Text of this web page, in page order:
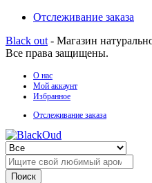
Отслеживание заказа
Black out - Магазин
Все права защищены.
О нас
Мой аккаунт
Избранное
Отслеживание заказа
Поиск